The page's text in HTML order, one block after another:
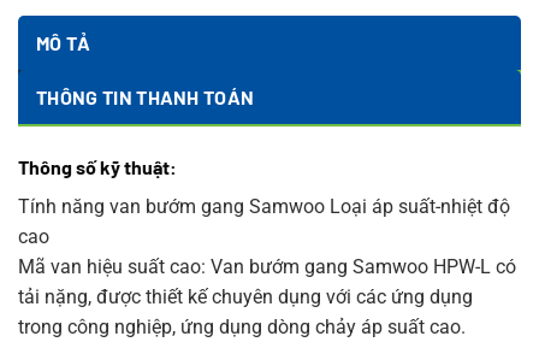
MÔ TẢ
THÔNG TIN THANH TOÁN
Thông số kỹ thuật:
Tính năng van bướm gang Samwoo Loại áp suất-nhiệt độ
cao
Mã van hiệu suất cao: Van bướm gang Samwoo HPW-L có
tải nặng, được thiết kế chuyên dụng với các ứng dụng
trong công nghiệp, ứng dụng dòng chảy áp suất cao.